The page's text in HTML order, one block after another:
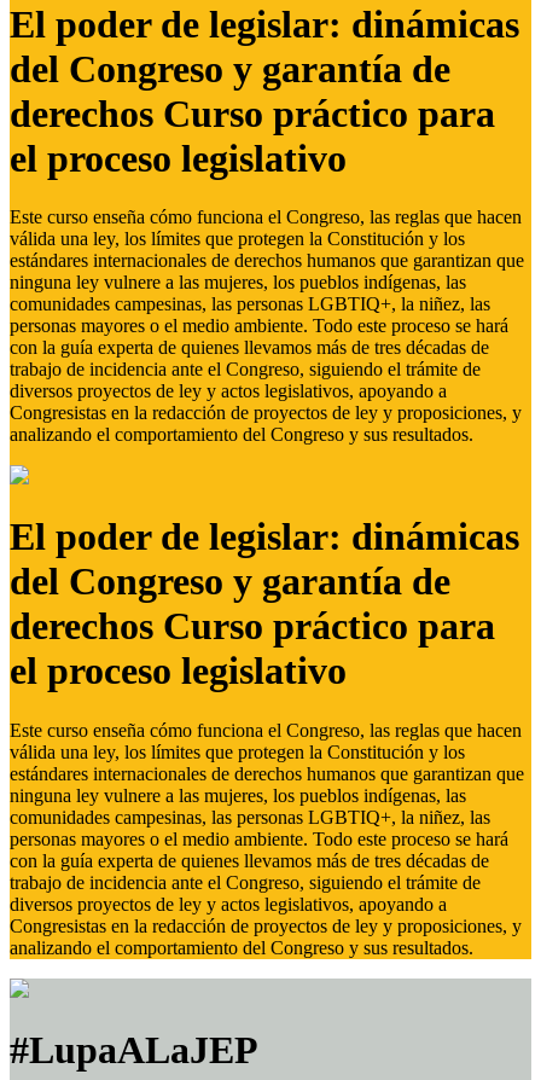
El poder de legislar: dinámicas
del Congreso y garantía de
derechos Curso práctico para
el proceso legislativo
Este curso enseña cómo funciona el Congreso, las reglas que hacen
válida una ley, los límites que protegen la Constitución y los
estándares internacionales de derechos humanos que garantizan que
ninguna ley vulnere a las mujeres, los pueblos indígenas, las
comunidades campesinas, las personas LGBTIQ+, la niñez, las
personas mayores o el medio ambiente. Todo este proceso se hará
con la guía experta de quienes llevamos más de tres décadas de
trabajo de incidencia ante el Congreso, siguiendo el trámite de
diversos proyectos de ley y actos legislativos, apoyando a
Congresistas en la redacción de proyectos de ley y proposiciones, y
analizando el comportamiento del Congreso y sus resultados.
El poder de legislar: dinámicas
del Congreso y garantía de
derechos Curso práctico para
el proceso legislativo
Este curso enseña cómo funciona el Congreso, las reglas que hacen
válida una ley, los límites que protegen la Constitución y los
estándares internacionales de derechos humanos que garantizan que
ninguna ley vulnere a las mujeres, los pueblos indígenas, las
comunidades campesinas, las personas LGBTIQ+, la niñez, las
personas mayores o el medio ambiente. Todo este proceso se hará
con la guía experta de quienes llevamos más de tres décadas de
trabajo de incidencia ante el Congreso, siguiendo el trámite de
diversos proyectos de ley y actos legislativos, apoyando a
Congresistas en la redacción de proyectos de ley y proposiciones, y
analizando el comportamiento del Congreso y sus resultados.
#LupaALaJEP